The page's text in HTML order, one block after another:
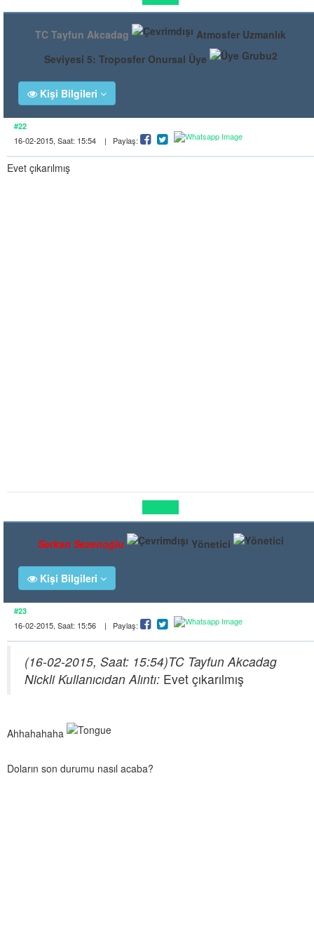
TC Tayfun Akcadag
Atmosfer Uzmanlık
Seviyesi 5: Troposfer Onursal Üye
Kişi Bilgileri
#22
16-02-2015, Saat: 15:54 | Paylaş:
Evet çıkarılmış
Serkan Sezenoğlu Yönetici
Kişi Bilgileri
#23
16-02-2015, Saat: 15:56 | Paylaş:
(16-02-2015, Saat: 15:54)TC Tayfun Akcadag
Nickli Kullanıcıdan Alıntı: Evet çıkarılmış
Ahhahahaha
Doların son durumu nasıl acaba?